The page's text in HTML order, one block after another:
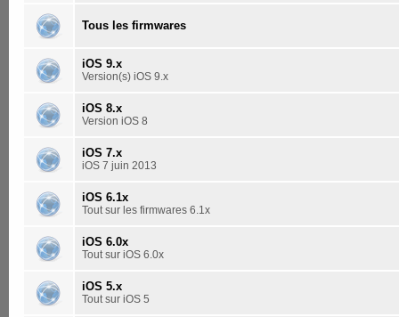
Tous les firmwares
iOS 9.x
Version(s) iOS 9.x
iOS 8.x
Version iOS 8
iOS 7.x
iOS 7 juin 2013
iOS 6.1x
Tout sur les firmwares 6.1x
iOS 6.0x
Tout sur iOS 6.0x
iOS 5.x
Tout sur iOS 5